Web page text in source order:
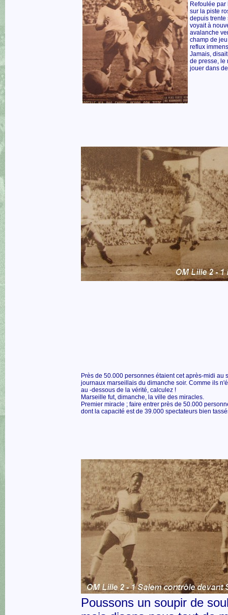
Refoulée
sur la piste
depuis trente
voyait à
avalanche
champ de
reflux
Jamais,
de presse, le
jouer dans
Près de 50.000 personnes étaient cet après-midi au
journaux marseillais du dimanche soir. Comme ils
au -dessous de la vérité, calculez !
Marseille fut, dimanche, la ville des miracles.
Premier miracle ; faire entrer près de 50.000
dont la capacité est de 39.000 spectateurs bien
Poussons un soupir de